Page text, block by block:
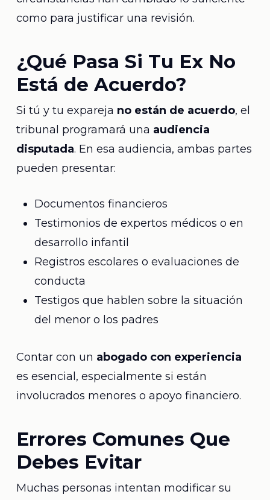
como para justificar una revisión.
¿Qué Pasa Si Tu Ex No
Está de Acuerdo?
Si tú y tu expareja no están de acuerdo, el
tribunal programará una audiencia
disputada. En esa audiencia, ambas partes
pueden presentar:
Documentos financieros
Testimonios de expertos médicos o en
desarrollo infantil
Registros escolares o evaluaciones de
conducta
Testigos que hablen sobre la situación
del menor o los padres
Contar con un abogado con experiencia
es esencial, especialmente si están
involucrados menores o apoyo financiero.
Errores Comunes Que
Debes Evitar
Muchas personas intentan modificar su